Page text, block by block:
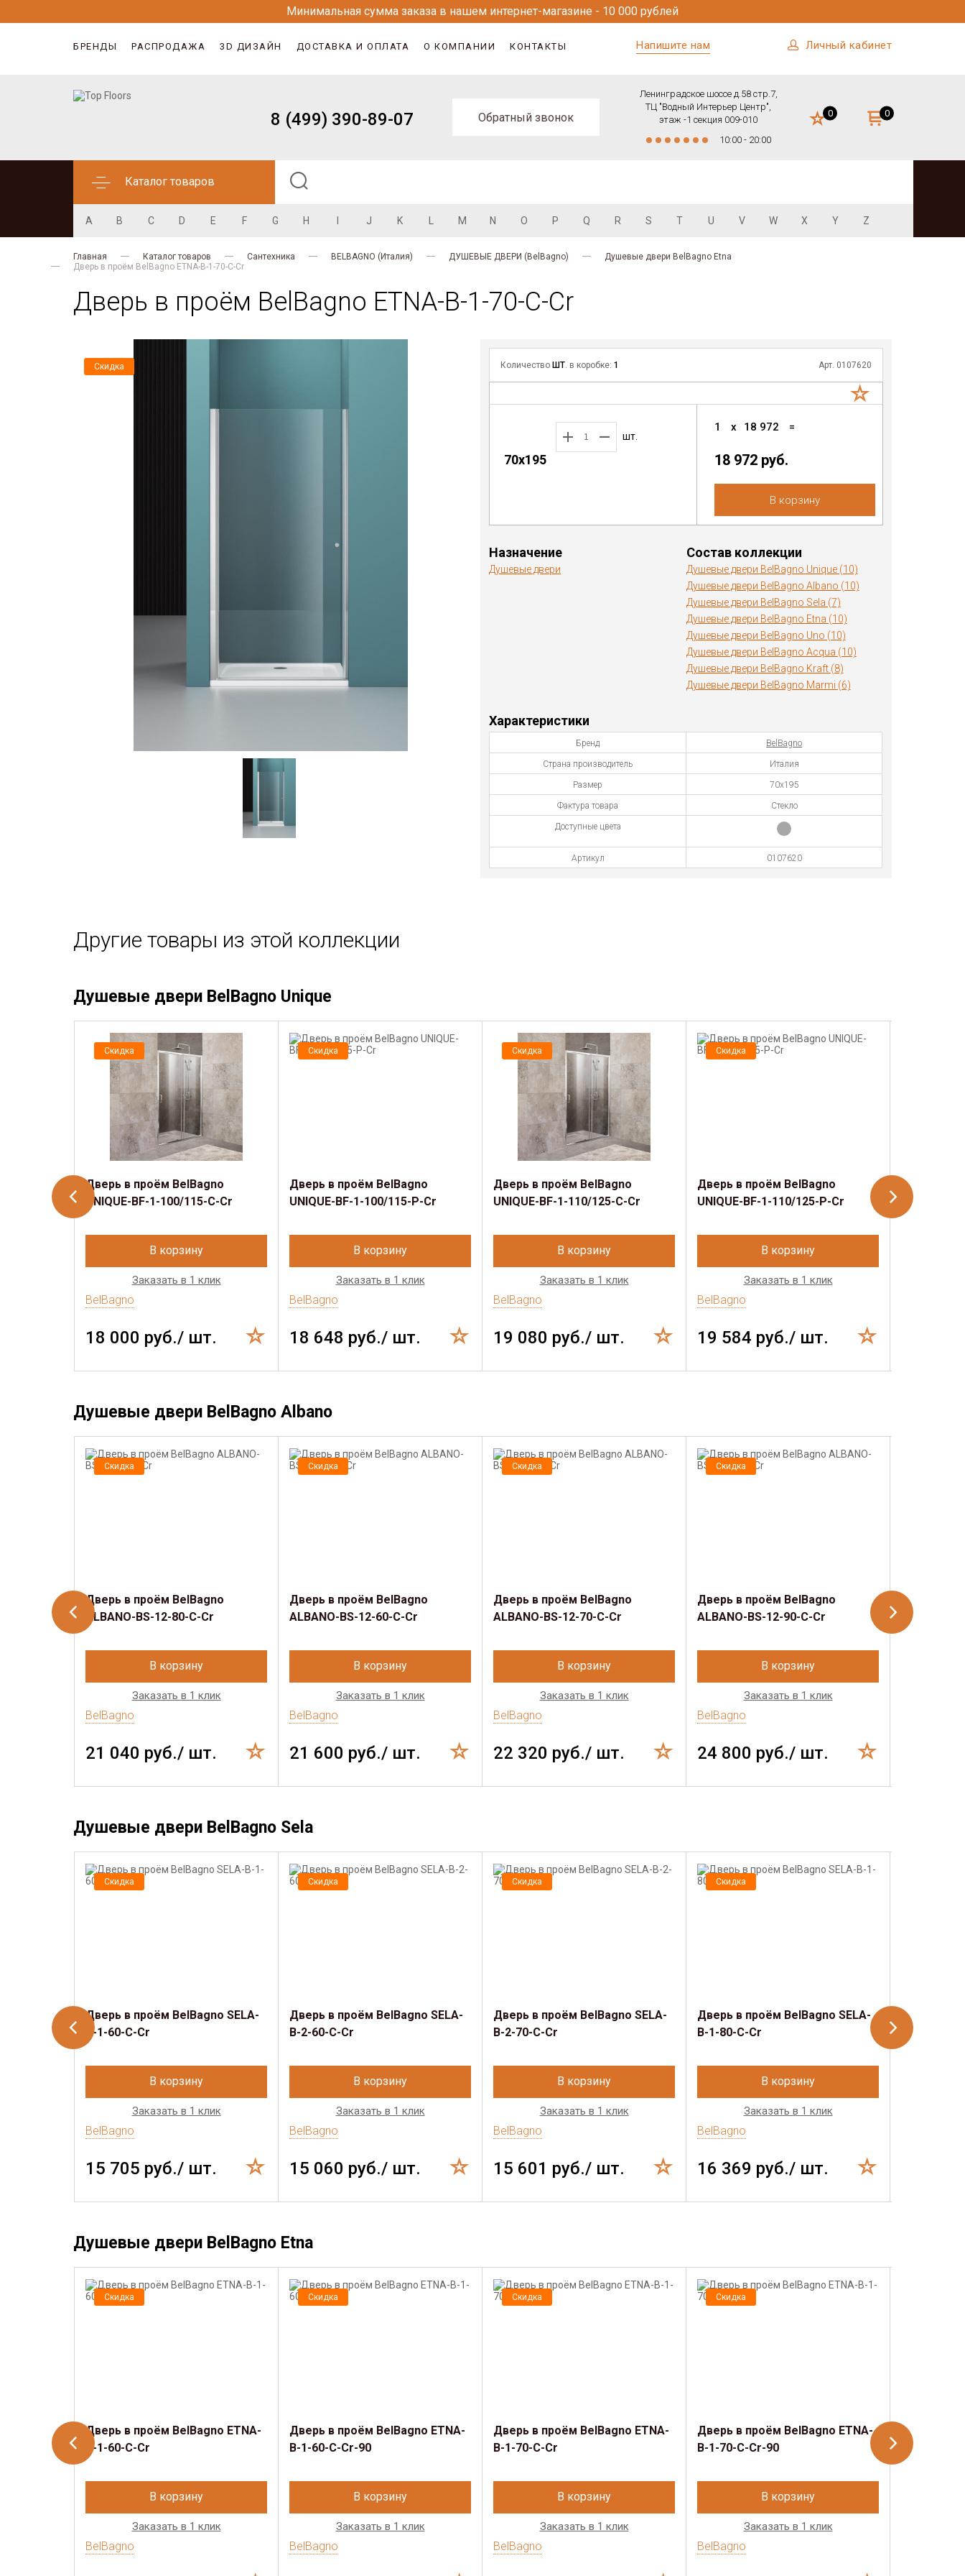
Минимальная сумма заказа в нашем интернет-магазине - 10 000 рублей
БРЕНДЫ РАСПРОДАЖА 3D ДИЗАЙН ДОСТАВКА И ОПЛАТА О КОМПАНИИ КОНТАКТЫ Напишите нам Личный кабинет
8 (499) 390-89-07 Обратный звонок
Ленинградское шоссе д.58 стр.7,
ТЦ "Водный Интерьер Центр",
этаж -1 секция 009-010
10:00 - 20:00
0 0
Каталог товаров
A B C D E F G H J K M N O P Q R S T U V W X Y Z
Главная Каталог товаров Сантехника BELBAGNO (Италия) ДУШЕВЫЕ ДВЕРИ (BelBagno)
Душевые двери BelBagno Etna
Дверь в проём BelBagno ETNA-B-1-70-C-Cr
Дверь в проём BelBagno ETNA-B-1-70-C-Cr
Скидка Количество ШТ. в коробке:1 Арт. 0107620
70х195
шт.
1 x 18 972 =
18 972 руб.
В корзину
Назначение
Душевые двери
Состав коллекции
Душевые двери BelBagno Unique (10)
Душевые двери BelBagno Albano (10)
Душевые двери BelBagno Sela (7)
Душевые двери BelBagno Etna (10)
Душевые двери BelBagno Uno (10)
Душевые двери BelBagno Acqua (10)
Душевые двери BelBagno Kraft (8)
Душевые двери BelBagno Marmi (6)
Характеристики
Бренд BelBagno
Страна производитель Италия
Размер 70х195
Фактура товара Стекло
Доступные цвета
Артикул 0107620
Другие товары из этой коллекции
Душевые двери BelBagno Unique
Скидка
Дверь в проём BelBagno
UNIQUE-BF-1-100/115-C-Cr
В корзину
Заказать в 1 клик
BelBagno
18 000 руб./ шт.
Скидка
Дверь в проём BelBagno
UNIQUE-BF-1-100/115-P-Cr
В корзину
Заказать в 1 клик
BelBagno
18 648 руб./ шт.
Скидка
Дверь в проём BelBagno
UNIQUE-BF-1-110/125-C-Cr
В корзину
Заказать в 1 клик
BelBagno
19 080 руб./ шт.
Скидка
Дверь в проём BelBagno
UNIQUE-BF-1-110/125-P-Cr
В корзину
Заказать в 1 клик
BelBagno
19 584 руб./ шт.
Дверь в
UNIQUE-
Душевые двери BelBagno Albano
Скидка
Дверь в проём BelBagno
ALBANO-BS-12-80-C-Cr
В корзину
Заказать в 1 клик
BelBagno
21 040 руб./ шт.
Скидка
Дверь в проём BelBagno
ALBANO-BS-12-60-C-Cr
В корзину
Заказать в 1 клик
BelBagno
21 600 руб./ шт.
Скидка
Дверь в проём BelBagno
ALBANO-BS-12-70-C-Cr
В корзину
Заказать в 1 клик
BelBagno
22 320 руб./ шт.
Скидка
Дверь в проём BelBagno
ALBANO-BS-12-90-C-Cr
В корзину
Заказать в 1 клик
BelBagno
24 800 руб./ шт.
Дверь в
ALBANO-
Душевые двери BelBagno Sela
Скидка
Дверь в проём BelBagno SELA-
B-1-60-C-Cr
В корзину
Заказать в 1 клик
BelBagno
15 705 руб./ шт.
Скидка
Дверь в проём BelBagno SELA-
B-2-60-C-Cr
В корзину
Заказать в 1 клик
BelBagno
15 060 руб./ шт.
Скидка
Дверь в проём BelBagno SELA-
B-2-70-C-Cr
В корзину
Заказать в 1 клик
BelBagno
15 601 руб./ шт.
Скидка
Дверь в проём BelBagno SELA-
B-1-80-C-Cr
В корзину
Заказать в 1 клик
BelBagno
16 369 руб./ шт.
Дверь в
B-1-90-C-Cr
Душевые двери BelBagno Etna
Скидка
Дверь в проём BelBagno ETNA-
B-1-60-C-Cr
В корзину
Заказать в 1 клик
BelBagno
Скидка
Дверь в проём BelBagno ETNA-
B-1-60-C-Cr-90
В корзину
Заказать в 1 клик
BelBagno
Скидка
Дверь в проём BelBagno ETNA-
B-1-70-C-Cr
В корзину
Заказать в 1 клик
BelBagno
Скидка
Дверь в проём BelBagno ETNA-
B-1-70-C-Cr-90
В корзину
Заказать в 1 клик
BelBagno
Дверь в
B-1-80-C-Cr